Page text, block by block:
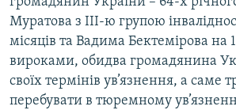
Муратова з III-ю групою
місяців та Вадима Бектемірова на
вироками, обидва громадянина
своїх термінів ув’язнення, а саме
перебувати в тюремному